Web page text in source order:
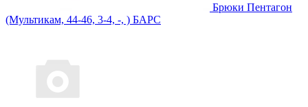
Брюки Пентагон
(Мультикам, 44-46, 3-4, -, ) БАРС